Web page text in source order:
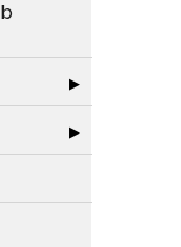
Rozwiń sekcję
▶
Rozwiń sekcję
▶